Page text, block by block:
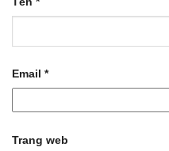
Email *
Trang web